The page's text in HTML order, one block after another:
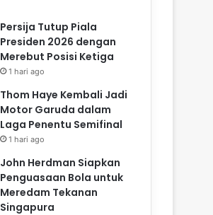
Persija Tutup Piala
Presiden 2026 dengan
Merebut Posisi Ketiga
1 hari ago
Thom Haye Kembali Jadi
Motor Garuda dalam
Laga Penentu Semifinal
1 hari ago
John Herdman Siapkan
Penguasaan Bola untuk
Meredam Tekanan
Singapura